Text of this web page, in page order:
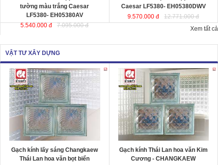
tường màu trắng Caesar
LF5380- EH05380AV
5.540.000 đ
7.095.000 đ
Caesar LF5380- EH05380DWV
9.570.000 đ
12.771.000 đ
Xem tất cả
VẬT TƯ XÂY DỰNG
Gạch kính lấy sáng Changkaew
gạch
kính Thái Lan
Kích thước
Đóng gói
Gạch kính lấy sáng Changkaew
Thái Lan hoa văn bọt biển
Gạch kính lấy sángChangkaew
gạch
kính Thái Lan
Kích thước
Đóng gói
Gạch kính Thái Lan hoa văn Kim
Cương - CHANGKAEW